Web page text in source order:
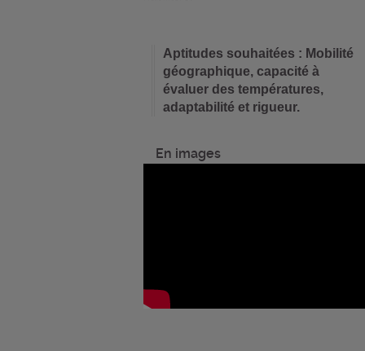
Aptitudes souhaitées : Mobilité
géographique, capacité à
évaluer des températures,
adaptabilité et rigueur.
En images